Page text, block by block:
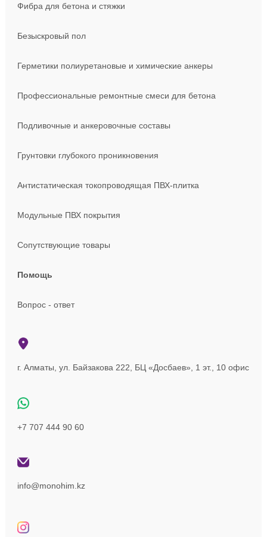
Фибра для бетона и стяжки
Безыскровый пол
Герметики полиуретановые и химические анкеры
Профессиональные ремонтные смеси для бетона
Подливочные и анкеровочные составы
Грунтовки глубокого проникновения
Антистатическая токопроводящая ПВХ-плитка
Модульные ПВХ покрытия
Сопутствующие товары
Помощь
Вопрос - ответ
г. Алматы, ул. Байзакова 222, БЦ «Досбаев», 1 эт., 10 офис
+7 707 444 90 60
info@monohim.kz